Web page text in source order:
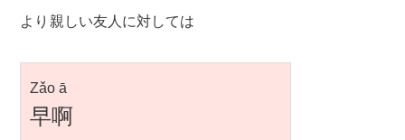
より親しい友人に対しては
Zǎo ā
早啊